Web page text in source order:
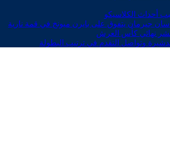
أحداث الكلاسيكو
جيرمان يتفوق على بايرن ميونخ في قمة نارية
نهائي كأس العرش
وتواصل التقدم في ترتيب البطولة